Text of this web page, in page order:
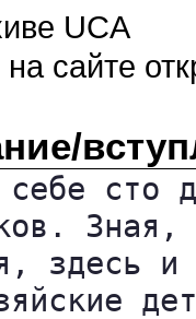
UCA
сайте
сто
здесь